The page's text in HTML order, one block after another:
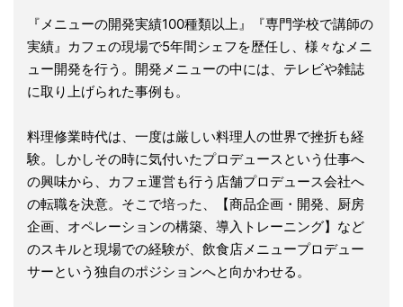
『メニューの開発実績100種類以上』『専門学校で講師の
実績』カフェの現場で5年間シェフを歴任し、様々なメニ
ュー開発を行う。開発メニューの中には、テレビや雑誌
に取り上げられた事例も。
料理修業時代は、一度は厳しい料理人の世界で挫折も経
験。しかしその時に気付いたプロデュースという仕事へ
の興味から、カフェ運営も行う店舗プロデュース会社へ
の転職を決意。そこで培った、【商品企画・開発、厨房
企画、オペレーションの構築、導入トレーニング】など
のスキルと現場での経験が、飲食店メニュープロデュー
サーという独自のポジションへと向かわせる。